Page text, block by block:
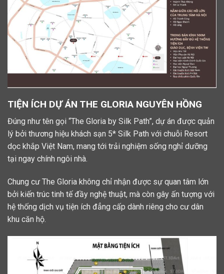
TIỆN ÍCH DỰ ÁN THE GLORIA NGUYÊN HỒNG
Đúng như tên gọi “The Gloria by Silk Path”, dự án được quản
lý bởi thương hiệu khách sạn 5* Silk Path với chuỗi Resort
dọc khắp Việt Nam, mang tới trải nghiệm sống nghỉ dưỡng
tại ngay chính ngôi nhà.
Chung cư The Gloria không chỉ nhận được sự quan tâm lớn
bởi kiến trúc tinh tế đầy nghệ thuật, mà còn gây ấn tượng với
hệ thống dịch vụ tiện ích đẳng cấp dành riêng cho cư dân
khu căn hộ.